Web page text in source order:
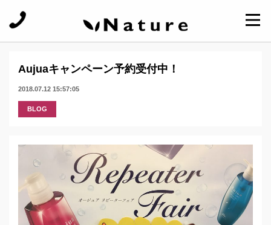
Aujuaキャンペーン予約受付中！
2018.07.12 15:57:05
BLOG